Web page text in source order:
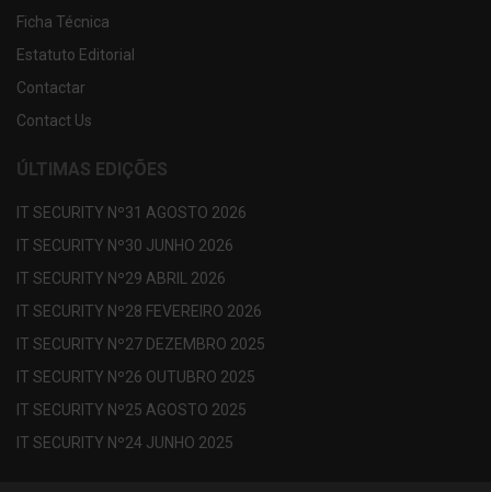
Ficha Técnica
Estatuto Editorial
Contactar
Contact Us
ÚLTIMAS EDIÇÕES
IT SECURITY Nº31 AGOSTO 2026
IT SECURITY Nº30 JUNHO 2026
IT SECURITY Nº29 ABRIL 2026
IT SECURITY Nº28 FEVEREIRO 2026
IT SECURITY Nº27 DEZEMBRO 2025
IT SECURITY Nº26 OUTUBRO 2025
IT SECURITY Nº25 AGOSTO 2025
IT SECURITY Nº24 JUNHO 2025